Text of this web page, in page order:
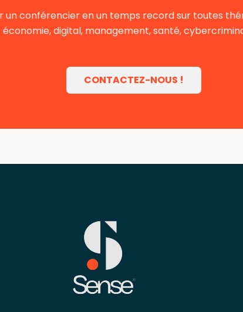
un conférencier en un temps record sur toutes
économie, digital, management, santé,
CONTACTEZ-NOUS !